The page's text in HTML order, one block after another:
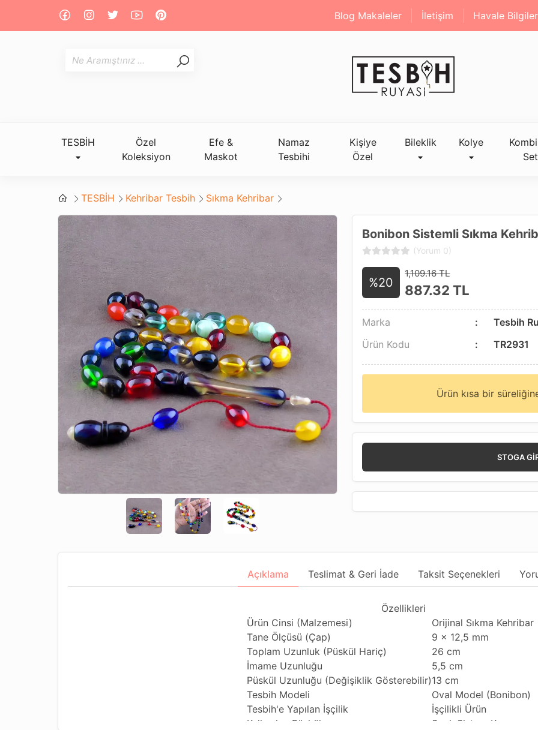
Blog Makaleler İletişim Havale
TESBİH
Özel
Koleksiyon
Efe &
Maskot
Namaz
Tesbihi
Kişiye
Özel
Bileklik Kolye
Set
TESBİH Kehribar Tesbih Sıkma Kehribar
Bonibon Sistemli Sıkma
(Yorum 0)
%20
1,109.16 TL
887.32 TL
Marka
Tesbih
Ürün Kodu
TR2931
Ürün kısa bir
STOGA
Açıklama Teslimat & Geri İade Taksit Seçenekleri
Özellikleri
Ürün Cinsi (Malzemesi)
Orijinal Sıkma Kehribar
Tane Ölçüsü (Çap)
9 x 12,5 mm
Toplam Uzunluk (Püskül Hariç)
26 cm
İmame Uzunluğu
5,5 cm
Püskül Uzunluğu (Değişiklik Gösterebilir)13 cm
Tesbih Modeli
Oval Model (Bonibon)
Tesbih'e Yapılan İşçilik
İşçilikli Ürün
Kullanılan Püskül
Sıralı Sistem Kamçı